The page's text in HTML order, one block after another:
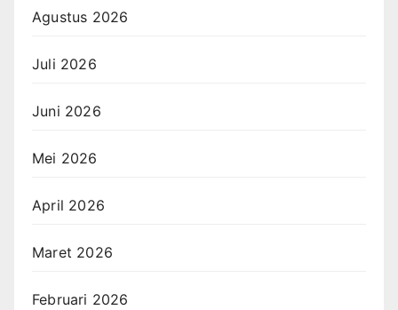
Agustus 2026
Juli 2026
Juni 2026
Mei 2026
April 2026
Maret 2026
Februari 2026